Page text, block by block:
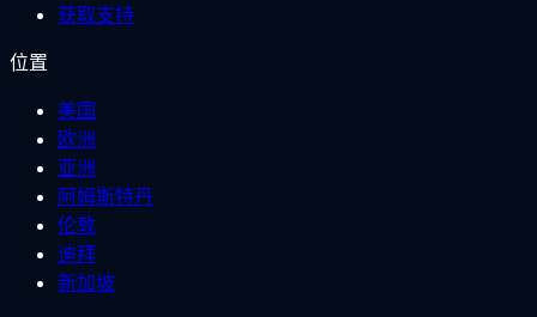
获取支持
位置
美国
欧洲
亚洲
阿姆斯特丹
伦敦
迪拜
新加坡